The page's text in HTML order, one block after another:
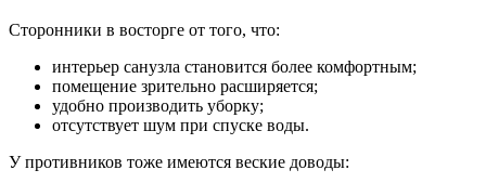
Сторонники в восторге от того, что:
интерьер санузла становится более комфортным;
помещение зрительно расширяется;
удобно производить уборку;
отсутствует шум при спуске воды.
У противников тоже имеются веские доводы: